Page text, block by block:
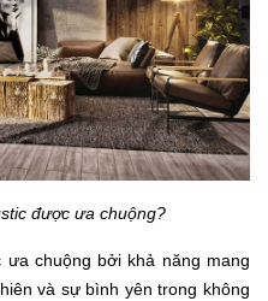
được ưa chuộng?
ưa chuộng bởi khả năng mang
và sự bình yên trong không